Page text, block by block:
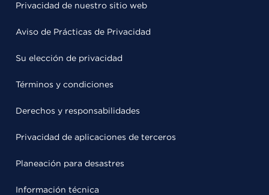
Privacidad de nuestro sitio web
Aviso de Prácticas de Privacidad
Su elección de privacidad
Términos y condiciones
Derechos y responsabilidades
Privacidad de aplicaciones de terceros
Planeación para desastres
Información técnica